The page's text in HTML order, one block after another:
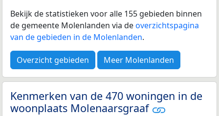
Bekijk de statistieken voor alle 155 gebieden binnen
de gemeente Molenlanden via deoverzichtspagina
van de gebieden in de Molenlanden.
Overzicht gebieden Meer Molenlanden
Kenmerken van de 470 woningen in de
woonplaats Molenaarsgraaf